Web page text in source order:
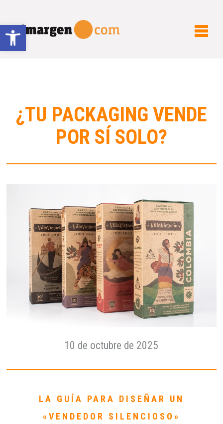
Abrir barra de herramientas
¿TU PACKAGING VENDE
POR SÍ SOLO?
10 de octubre de 2025
LA GUÍA PARA DISEÑAR UN
«VENDEDOR SILENCIOSO»